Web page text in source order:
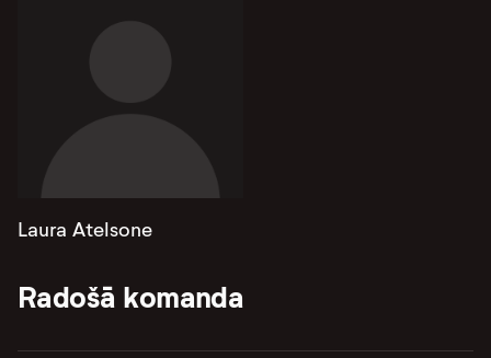
Laura Atelsone
Radošā komanda